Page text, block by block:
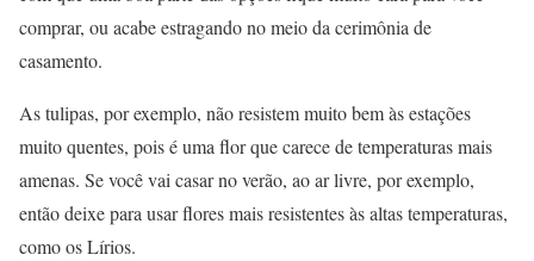
comprar, ou acabe estragando no meio da cerimônia de
casamento.
As tulipas, por exemplo, não resistem muito bem às estações
muito quentes, pois é uma flor que carece de temperaturas mais
amenas. Se você vai casar no verão, ao ar livre, por exemplo,
então deixe para usar flores mais resistentes às altas temperaturas,
como os Lírios.